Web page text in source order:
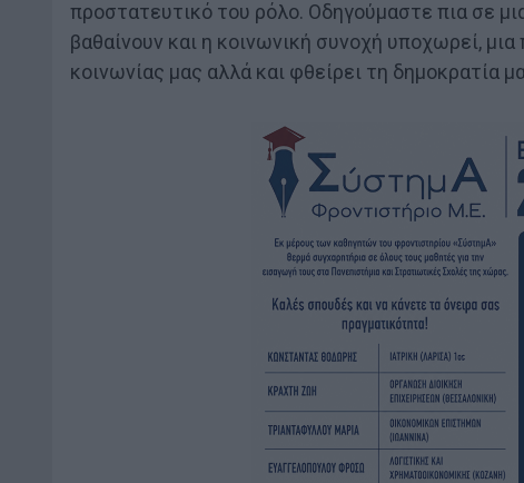
προστατευτικό του ρόλο. Οδηγούμαστε πια σε
βαθαίνουν και η κοινωνική συνοχή υποχωρεί,
κοινωνίας μας αλλά και φθείρει τη δημοκρατία